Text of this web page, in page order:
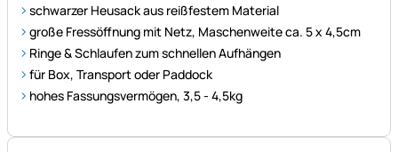
schwarzer Heusack aus reißfestem Material
große Fressöffnung mit Netz, Maschenweite ca. 5 x 4,5cm
Ringe & Schlaufen zum schnellen Aufhängen
für Box, Transport oder Paddock
hohes Fassungsvermögen, 3,5 - 4,5kg